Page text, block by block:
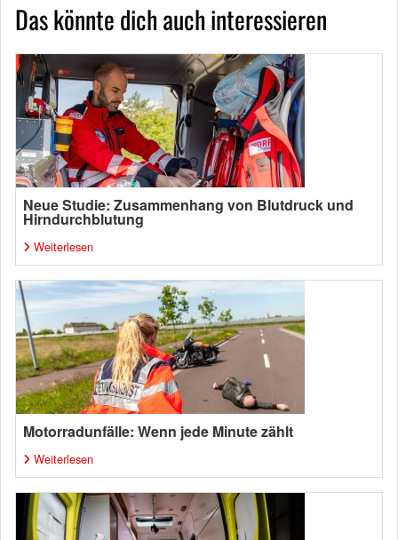
Das könnte dich auch interessieren
Neue Studie: Zusammenhang von Blutdruck und
Hirndurchblutung
Weiterlesen
Motorradunfälle: Wenn jede Minute zählt
Weiterlesen